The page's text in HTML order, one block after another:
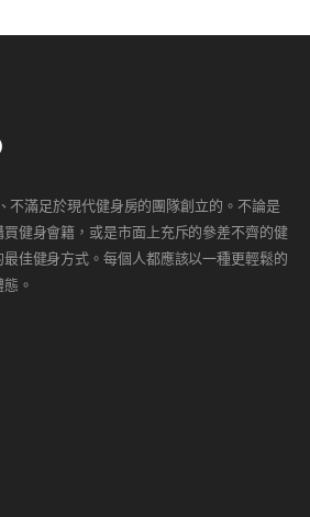
不滿足於現代健身房的團隊創立的。不論是
健身會籍，或是市面上充斥的參差不齊的健
佳健身方式。每個人都應該以一種更輕鬆的
。